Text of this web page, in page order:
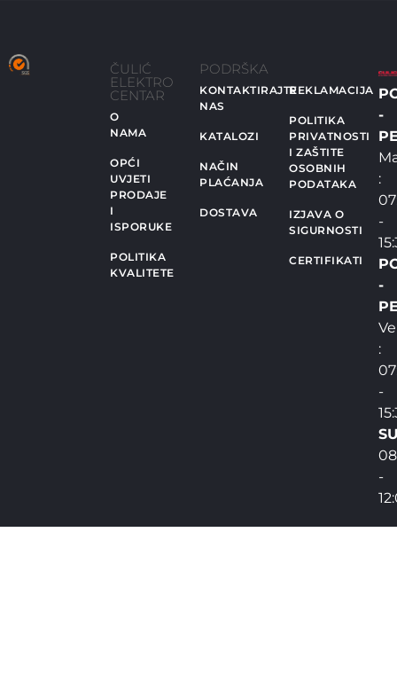
ČULIĆ
ELEKTRO
CENTAR
O
NAMA
OPĆI
UVJETI
PRODAJE
I
ISPORUKE
POLITIKA
KVALITETE
PODRŠKA
KONTAKTIRAJTE
NAS
KATALOZI
NAČIN
PLAĆANJA
DOSTAVA
REKLAMACIJA
POLITIKA
PRIVATNOSTI
I ZAŠTITE
OSOBNIH
PODATAKA
IZJAVA O
SIGURNOSTI
CERTIFIKATI
-
:
-
-
:
-
-